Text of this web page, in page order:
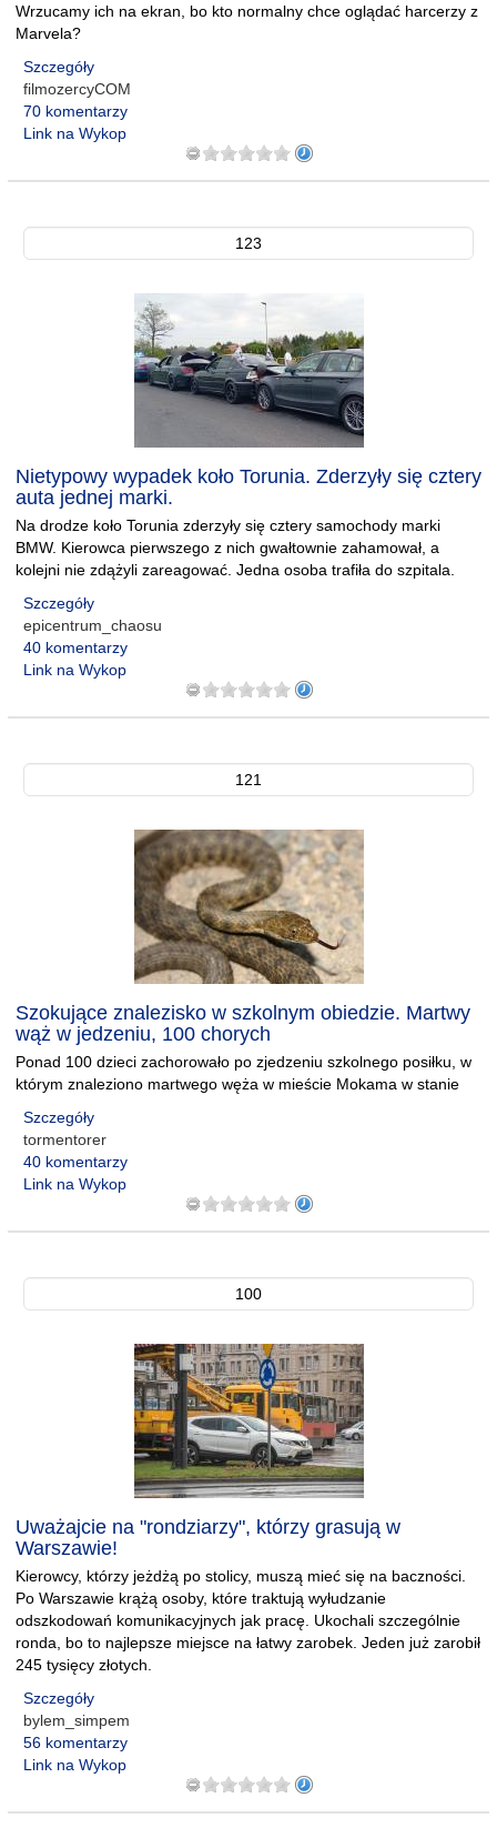
Wrzucamy ich na ekran, bo kto normalny chce oglądać harcerzy z
Marvela?
Szczegóły
filmozercyCOM
70 komentarzy
Link na Wykop
123
Nietypowy wypadek koło Torunia. Zderzyły się cztery
auta jednej marki.
Na drodze koło Torunia zderzyły się cztery samochody marki
BMW. Kierowca pierwszego z nich gwałtownie zahamował, a
kolejni nie zdążyli zareagować. Jedna osoba trafiła do szpitala.
Szczegóły
epicentrum_chaosu
40 komentarzy
Link na Wykop
121
Szokujące znalezisko w szkolnym obiedzie. Martwy
wąż w jedzeniu, 100 chorych
Ponad 100 dzieci zachorowało po zjedzeniu szkolnego posiłku, w
którym znaleziono martwego węża w mieście Mokama w stanie
Szczegóły
tormentorer
40 komentarzy
Link na Wykop
100
Uważajcie na "rondziarzy", którzy grasują w
Warszawie!
Kierowcy, którzy jeżdżą po stolicy, muszą mieć się na baczności.
Po Warszawie krążą osoby, które traktują wyłudzanie
odszkodowań komunikacyjnych jak pracę. Ukochali szczególnie
ronda, bo to najlepsze miejsce na łatwy zarobek. Jeden już zarobił
245 tysięcy złotych.
Szczegóły
bylem_simpem
56 komentarzy
Link na Wykop